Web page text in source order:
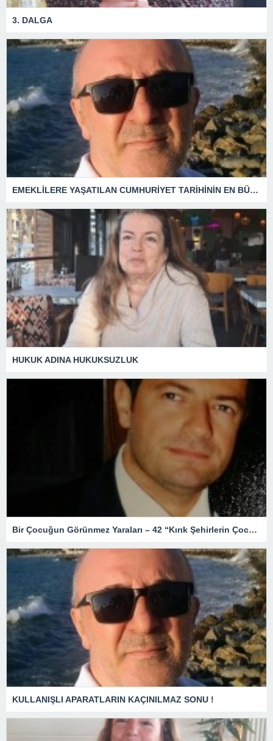
3. DALGA
EMEKLİLERE YAŞATILAN CUMHURİYET TARİHİNİN EN BÜYÜK ZULMÜNÜN DERİN ANALİZİ !
HUKUK ADINA HUKUKSUZLUK
Bir Çocuğun Görünmez Yaraları – 42 “Kırık Şehirlerin Çocukları”
KULLANIŞLI APARATLARIN KAÇINILMAZ SONU !